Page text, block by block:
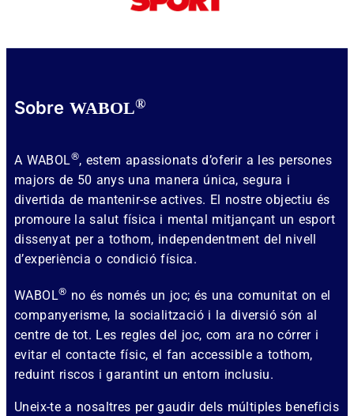
Sobre WABOL®
A WABOL®, estem apassionats d’oferir a les persones
majors de 50 anys una manera única, segura i
divertida de mantenir-se actives. El nostre objectiu és
promoure la salut física i mental mitjançant un esport
dissenyat per a tothom, independentment del nivell
d’experiència o condició física.
WABOL® no és només un joc; és una comunitat on el
companyerisme, la socialització i la diversió són al
centre de tot. Les regles del joc, com ara no córrer i
evitar el contacte físic, el fan accessible a tothom,
reduint riscos i garantint un entorn inclusiu.
Uneix-te a nosaltres per gaudir dels múltiples beneficis